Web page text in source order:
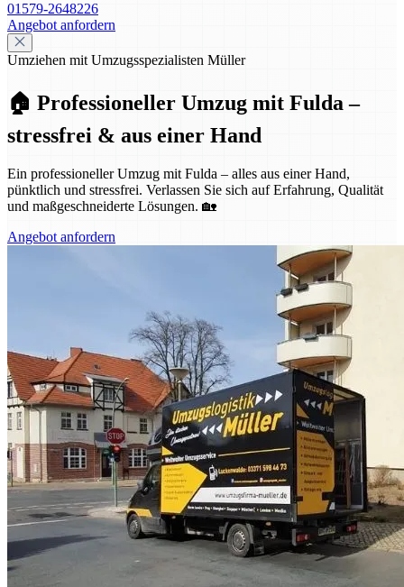
01579-2648226
Angebot anfordern
Umziehen mit Umzugsspezialisten Müller
🏠 Professioneller Umzug mit Fulda –
stressfrei & aus einer Hand
Ein professioneller Umzug mit Fulda – alles aus einer Hand,
pünktlich und stressfrei. Verlassen Sie sich auf Erfahrung, Qualität
und maßgeschneiderte Lösungen. 🏡
Angebot anfordern